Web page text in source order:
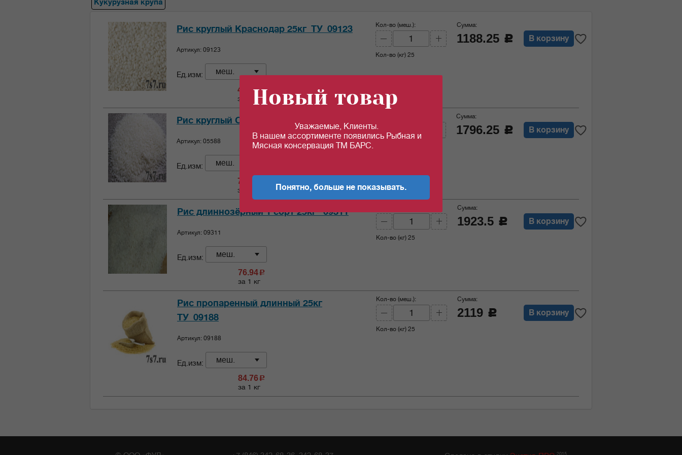
Кукурузная крупа
Рис круглый Краснодар 25кг_ТУ_09123
Артикул: 09123
Ед.изм: меш.
47.53c
за 1 кг
Кол-во (меш.):
Кол-во (кг) 25
Сумма:
1188.25 c В корзину
Рис круглый Осман 25кг ГОСТ
Артикул: 05588
Ед.изм: меш.
71.85
за 1 кг
Сумма:
1796.25 c В корзину
Рис длиннозёрный 1 сорт 25кг _09311
Артикул: 09311
Ед.изм: меш.
76.94c
за 1 кг
Кол-во (кг) 25
Сумма:
1923.5 c В корзину
Рис пропаренный длинный 25кг
ТУ_09188
Артикул: 09188
Ед.изм: меш.
84.76 c
за 1 кг
Кол-во (меш.):
Кол-во (кг) 25
Сумма:
2119 c В корзину
2015
Новый товар
Уважаемые, Клиенты.
В нашем ассортименте появились Рыбная и
Мясная консервация ТМ БАРС.
Понятно, больше не показывать.